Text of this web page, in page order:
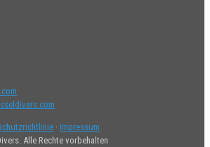
· Impressum
Alle Rechte vorbehalten